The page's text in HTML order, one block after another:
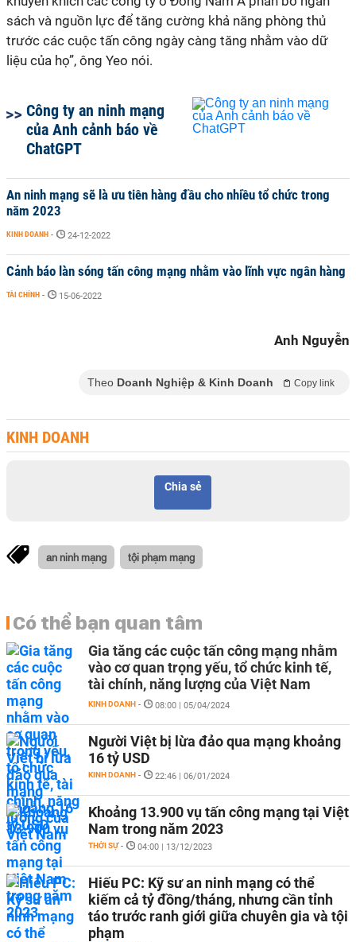
sách và nguồn lực để tăng cường khả năng phòng thủ
trước các cuộc tấn công ngày càng tăng nhằm vào dữ
liệu của họ”, ông Yeo nói.
Công ty an ninh mạng
của Anh cảnh báo về
ChatGPT
An ninh mạng sẽ là ưu tiên hàng đầu cho nhiều tổ chức trong
năm 2023
KINH DOANH - 24-12-2022
Cảnh báo làn sóng tấn công mạng nhằm vào lĩnh vực ngân hàng
TÀI CHÍNH - 15-06-2022
Anh Nguyễn
Theo Doanh Nghiệp & Kinh Doanh Copy link
KINH DOANH
Chia sẻ
an ninh mạng tội phạm mạng
Có thể bạn quan tâm
Gia tăng các cuộc tấn công mạng nhằm
vào cơ quan trọng yếu, tổ chức kinh tế,
tài chính, năng lượng của Việt Nam
KINH DOANH - 08:00 | 05/04/2024
Người Việt bị lừa đảo qua mạng khoảng
16 tỷ USD
KINH DOANH - 22:46 | 06/01/2024
Khoảng 13.900 vụ tấn công mạng tại Việt
Nam trong năm 2023
THỜI SỰ - 04:00 | 13/12/2023
Hiếu PC: Kỹ sư an ninh mạng có thể
kiếm cả tỷ đồng/tháng, nhưng cần tỉnh
táo trước ranh giới giữa chuyên gia và tội
phạm